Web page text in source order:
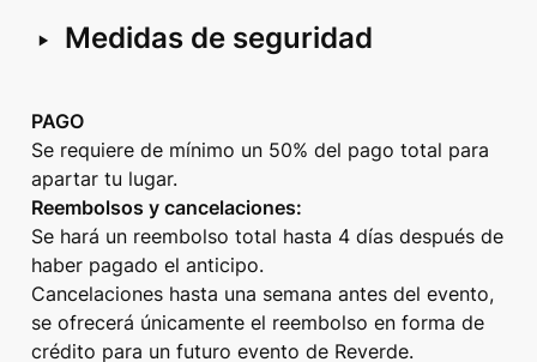
‣ Medidas de seguridad
PAGO
Se requiere de mínimo un 50% del pago total para
Reembolsos y cancelaciones:
Se hará un reembolso total hasta 4 días después de
haber pagado el anticipo.
Cancelaciones hasta una semana antes del evento,
se ofrecerá únicamente el reembolso en forma de
crédito para un futuro evento de Reverde.